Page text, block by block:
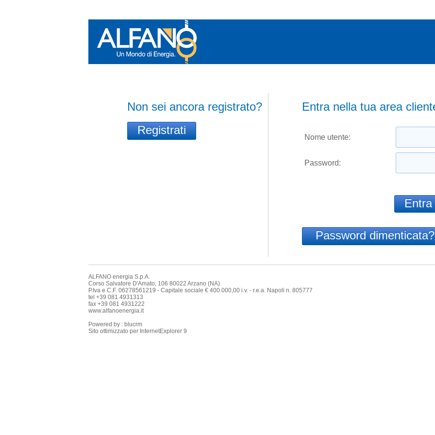
Non sei ancora registrato?
Registrati
Entra nella tua area
Nome utente:
Password:
Password dimenticata?
ALFANO energia S.p.A.
Corso Salvatore D'Amato, 106 80022 Arzano (NA)
P.Iva e C.F. ​06278561219 - Capitale sociale ​€ 400.000,00​ i.v.​ - r.e.a​. ​Napoli n. 8057​77
tel +39 081 4931313
fax +39 081 4931222
www.alfanoenergia.it
Powered by : blucrm
Sito ottimizzato per InternetExplorer 9